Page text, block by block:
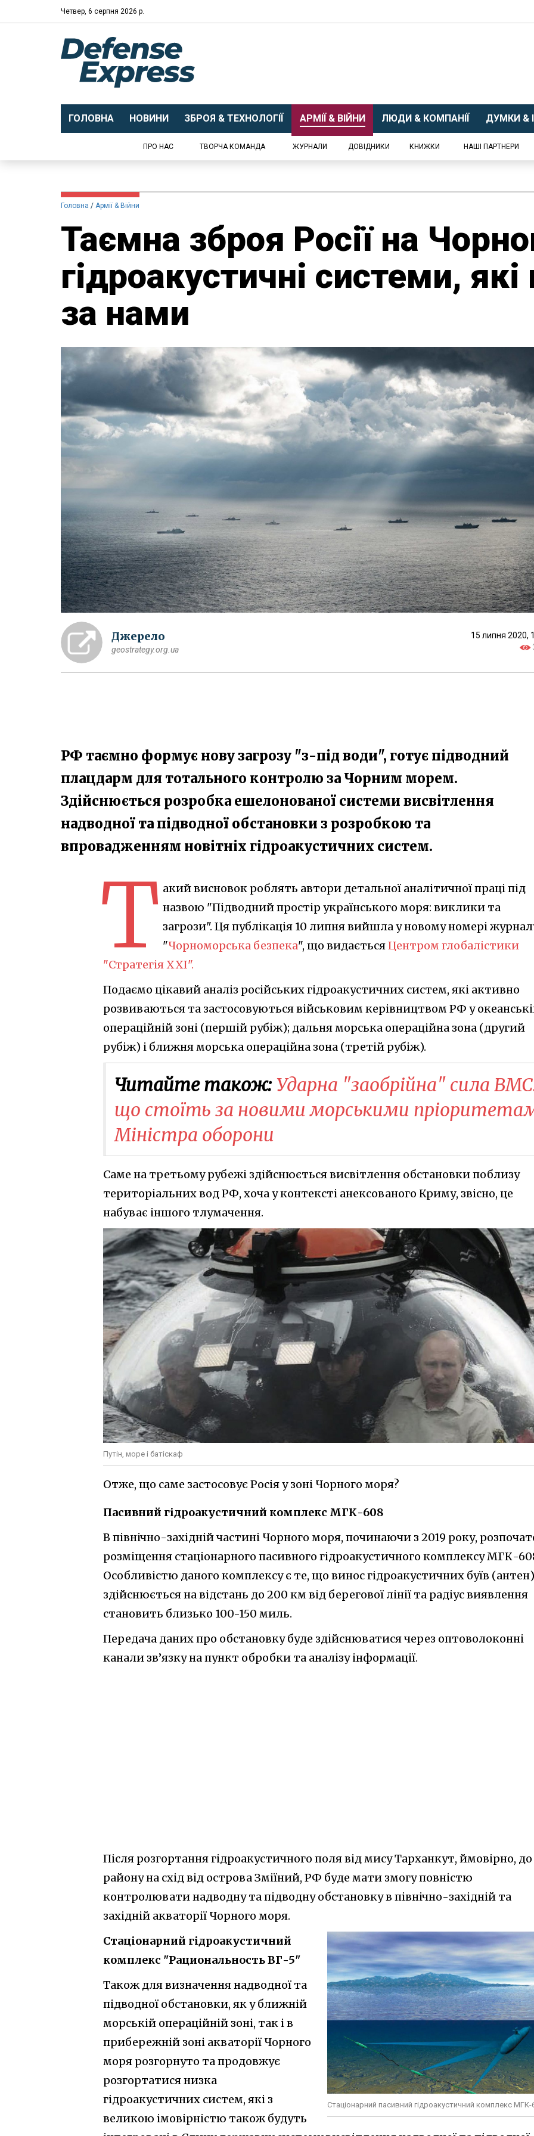
Четвер, 6 серпня 2026 р.
ГОЛОВНА НОВИНИ ЗБРОЯ & ТЕХНОЛОГІЇ АРМІЇ & ВІЙНИ ЛЮДИ & КОМПАНІЇ ДУМКИ &
ПРО НАС ТВОРЧА КОМАНДА ЖУРНАЛИ ДОВІДНИКИ КНИЖКИ НАШІ ПАРТНЕРИ
Головна Армії & Війни
Таємна зброя Росії на
гідроакустичні системи,
за нами
Джерело
geostrategy.org.ua
15 липня 2020,
РФ таємно формує нову загрозу "з-під води", готує підводний
плацдарм для тотального контролю за Чорним морем.
Здійснюється розробка ешелонованої системи висвітлення
надводної та підводної обстановки з розробкою та
впровадженням новітніх гідроакустичних систем.
Т акий висновок роблять автори детальної аналітичної праці під
назвою "Підводний простір українського моря: виклики та
загрози". Ця публікація 10 липня вийшла у новому номері
"Чорноморська безпека", що видаєтьсяЦентром глобалістики
"Стратегія ХХІ".
Подаємо цікавий аналіз російських гідроакустичних систем, які активно
розвиваються та застосовуються військовим керівництвом РФ у
операційній зоні (першій рубіж); дальня морська операційна зона (другий
рубіж) і ближня морська операційна зона (третій рубіж).
Читайте також: Ударна "заобрійна" сила
що стоїть за новими морськими
Міністра оборони
Саме на третьому рубежі здійснюється висвітлення обстановки поблизу
територіальних вод РФ, хоча у контексті анексованого Криму, звісно, це
набуває іншого тлумачення.
Путін, море і батіскаф
Отже, що саме застосовує Росія у зоні Чорного моря?
Пасивний гідроакустичний комплекс МГК-608
В північно-західній частині Чорного моря, починаючи з 2019 року,
розміщення стаціонарного пасивного гідроакустичного комплексу МГК-
Особливістю даного комплексу є те, що винос гідроакустичних буїв (антен)
здійснюється на відстань до 200 км від берегової лінії та радіус виявлення
становить близько 100-150 миль.
Передача даних про обстановку буде здійснюватися через оптоволоконні
канали зв’язку на пункт обробки та аналізу інформації.
Після розгортання гідроакустичного поля від мису Тарханкут, ймовірно, до
району на схід від острова Зміїний, РФ буде мати змогу повністю
контролювати надводну та підводну обстановку в північно-західній та
західній акваторії Чорного моря.
Стаціонарний пасивний гідроакустичний комплекс МГК-
Стаціонарний гідроакустичний
комплекс "Рациональность ВГ-5"
Також для визначення надводної та
підводної обстановки, як у ближній
морській операційній зоні, так і в
прибережній зоні акваторії Чорного
моря розгорнуто та продовжує
розгортатися низка
гідроакустичних систем, які з
великою імовірністю також будуть